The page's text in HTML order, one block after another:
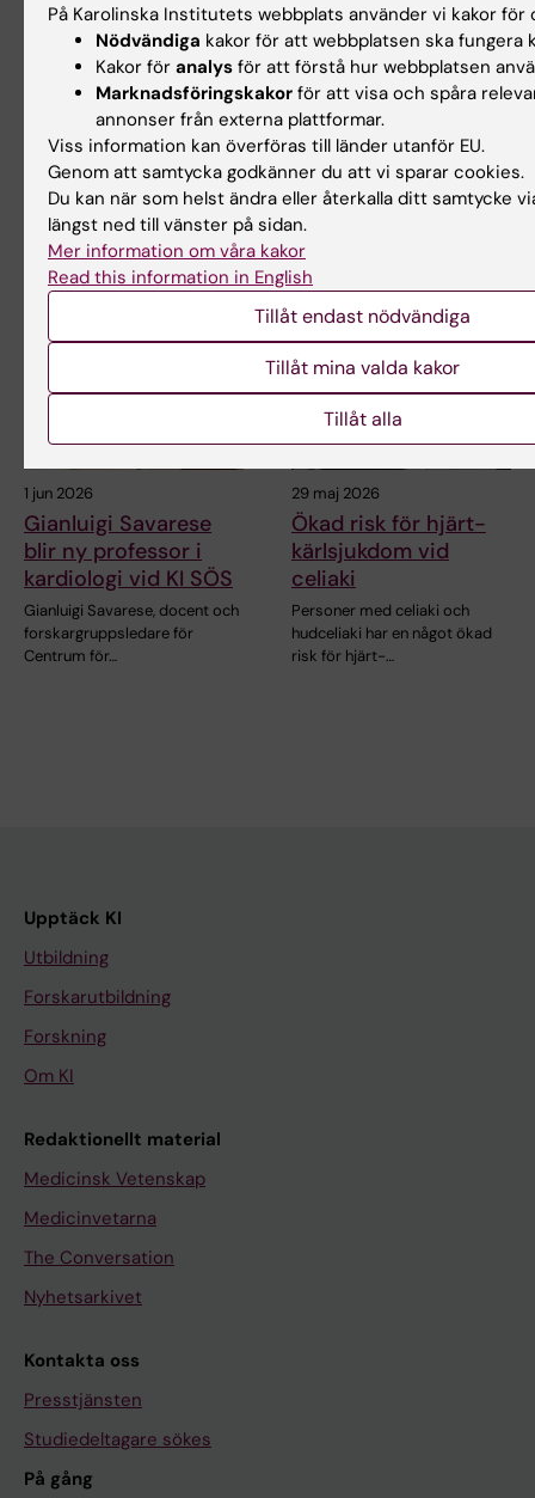
Övervakning av
hjärtrytm i mobilen
kan spara
vårdresurser
Undersökning av hjärtrytmen i
hemmet med en smartphone
kan spara betydande…
3 jun 2026
Stort anslag för
forskning om hur
viktpendling påverkar
hjärt- och kärlhälsan
Mikael Rydén, professor vid
institutionen för medicin,
Huddinge,…
1 jun 2026
Gianluigi Savarese
blir ny professor i
kardiologi vid KI SÖS
Gianluigi Savarese, docent och
forskargruppsledare för
Centrum för…
29 maj 2026
Ökad risk för hjärt-
kärlsjukdom vid
celiaki
Personer med celiaki och
hudceliaki har en något ökad
risk för hjärt-…
Upptäck KI
Utbildning
Forskarutbildning
Forskning
Om KI
Redaktionellt material
Medicinsk Vetenskap
Medicinvetarna
The Conversation
Nyhetsarkivet
Kontakta oss
Presstjänsten
Studiedeltagare sökes
På gång
På Karolinska Institutets webbplats använder vi kakor för
Nödvändiga kakor för att webbplatsen ska fungera
Kakor för analys för att förstå hur webbplatsen
Marknadsföringskakor för att visa och spåra
annonser från externa plattformar.
Viss information kan överföras till länder utanför EU.
Genom att samtycka godkänner du att vi sparar cookies.
Du kan när som helst ändra eller återkalla ditt samtycke
längst ned till vänster på sidan.
Mer information om våra kakor
Read this information in English
Tillåt endast nödvändiga
Tillåt mina valda kakor
Tillåt alla